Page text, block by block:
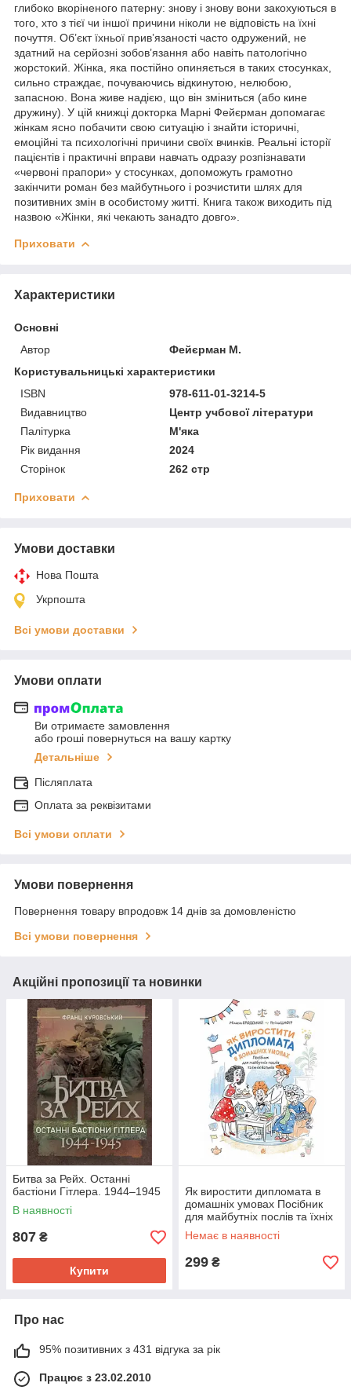
глибоко вкоріненого патерну: знову і знову вони закохуються в
того, хто з тієї чи іншої причини ніколи не відповість на їхні
почуття. Об’єкт їхньої прив’язаності часто одружений, не
здатний на серйозні зобов’язання або навіть патологічно
жорстокий. Жінка, яка постійно опиняється в таких стосунках,
сильно страждає, почуваючись відкинутою, нелюбою,
запасною. Вона живе надією, що він зміниться (або кине
дружину). У цій книжці докторка Марні Фейєрман допомагає
жінкам ясно побачити свою ситуацію і знайти історичні,
емоційні та психологічні причини своїх вчинків. Реальні історії
пацієнтів і практичні вправи навчать одразу розпізнавати
«червоні прапори» у стосунках, допоможуть грамотно
закінчити роман без майбутнього і розчистити шлях для
позитивних змін в особистому житті. Книга також виходить під
назвою «Жінки, які чекають занадто довго».
Приховати
Характеристики
Основні
Автор
Фейєрман М.
Користувальницькі характеристики
ISBN
978-611-01-3214-5
Видавництво
Центр учбової літератури
Палітурка
М'яка
Рік видання
2024
Сторінок
262 стр
Приховати
Умови доставки
Нова Пошта
Укрпошта
Всі умови доставки
Умови оплати
Ви отримаєте замовлення
або гроші повернуться на вашу картку
Детальніше
Післяплата
Оплата за реквізитами
Всі умови оплати
Умови повернення
Повернення товару впродовж 14 днів за домовленістю
Всі умови повернення
Акційні пропозиції та новинки
Битва за Рейх. Останні
бастіони Гітлера. 1944–1945
В наявності
807 ₴
Купити
Як виростити дипломата в
домашніх умовах Посібник
для майбутніх послів та їхніх
батьків
Немає в наявності
299 ₴
Про нас
95% позитивних з 431 відгука за рік
Працює з 23.02.2010